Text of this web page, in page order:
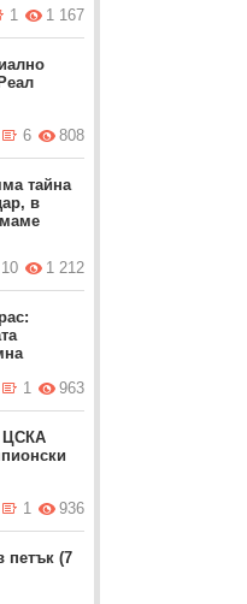
1 167
1
808
6
тайна
в
1 212
10
963
1
ЦСКА
936
1
петък (7